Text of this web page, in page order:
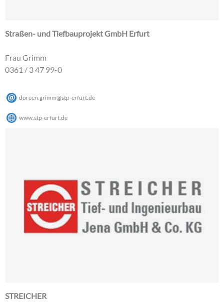
Straßen- und Tiefbauprojekt GmbH Erfurt
Frau Grimm
0361 / 3 47 99-0
doreen.grimm@stp-erfurt de
www.stp-erfurt.de
STREICHER